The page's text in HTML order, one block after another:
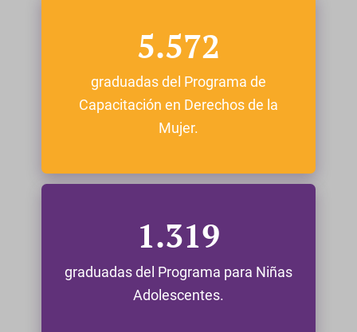
5.572
graduadas del Programa de
Capacitación en Derechos de la
Mujer.
1.319
graduadas del Programa para Niñas
Adolescentes.